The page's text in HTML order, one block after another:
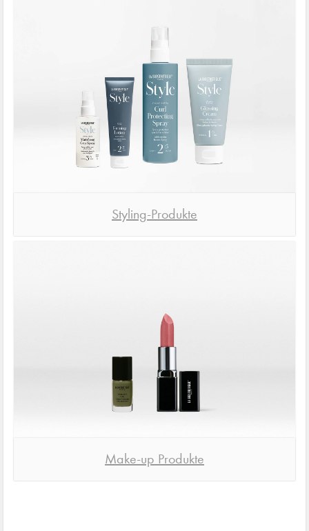
Styling-Produkte
Make-up Produkte